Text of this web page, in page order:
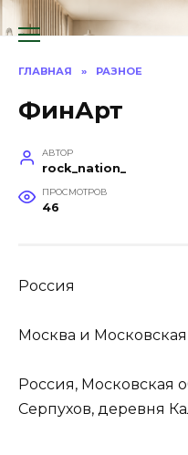
Перейти
к
ГЛАВНАЯ » РАЗНОЕ
ФинАрт
АВТОР
rock_nation_
ПРОСМОТРОВ
46
Россия
Москва и Московская
Россия, Московская
Серпухов, деревня